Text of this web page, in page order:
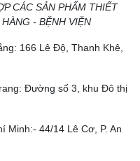
CÁC SẢN PHẨM THIẾT
- BỆNH VIỆN
166 Lê Độ, Thanh Khê,
Đường số 3, khu Đô thị
Minh:- 44/14 Lê Cơ, P. An